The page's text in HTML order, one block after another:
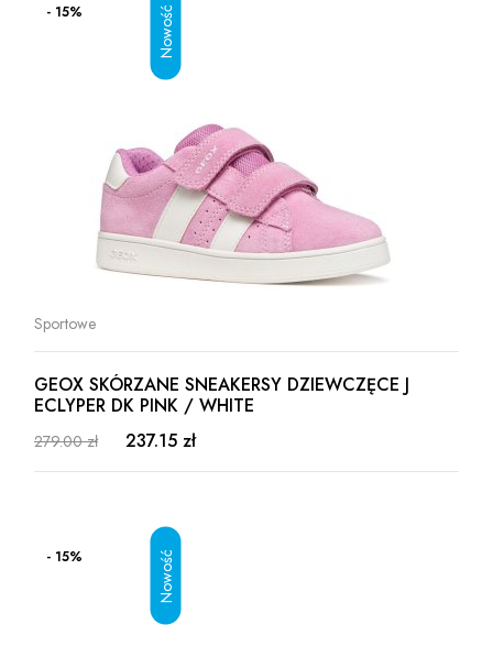
- 15%
Sportowe
GEOX SKÓRZANE SNEAKERSY DZIEWCZĘCE J
ECLYPER DK PINK / WHITE
279.00 zł 237.15 zł
- 15%